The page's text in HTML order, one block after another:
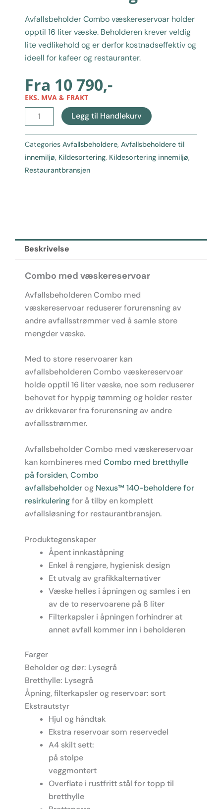
Avfallsbeholder Combo væskereservoar holder
opptil 16 liter væske. Beholderen krever veldig
lite vedlikehold og er derfor kostnadseffektiv og
ideell for kafeer og restauranter.
Fra 10 790,-
EKS. MVA & FRAKT
Combo
med
væskereservoar
-
Avfallsbeholder
Legg til Handlekurv
Categories Avfallsbeholdere, Avfallsbeholdere til
innemiljø, Kildesortering, Kildesortering innemiljø,
Restaurantbransjen
Beskrivelse
Combo med væskereservoar
Avfallsbeholderen Combo med
væskereservoar reduserer forurensning av
andre avfallsstrømmer ved å samle store
mengder væske.
Med to store reservoarer kan
avfallsbeholderen Combo væskereservoar
holde opptil 16 liter væske, noe som reduserer
behovet for hyppig tømming og holder rester
av drikkevarer fra forurensning av andre
avfallsstrømmer.
Avfallsbeholder Combo med væskereservoar
kan kombineres med Combo med bretthylle
på forsiden,Combo
avfallsbeholder og Nexus™ 140-beholdere for
resirkuleringfor å tilby en komplett
avfallsløsning for restaurantbransjen.
Produktegenskaper
Åpent innkaståpning
Enkel å rengjøre, hygienisk design
Et utvalg av grafikkalternativer
Væske helles i åpningen og samles i en
av de to reservoarene på 8 liter
Filterkapsler i åpningen forhindrer at
annet avfall kommer inn i beholderen
Farger
Beholder og dør: Lysegrå
Bretthylle: Lysegrå
Åpning, filterkapsler og reservoar: sort
Ekstrautstyr
Hjul og håndtak
Ekstra reservoar som reservedel
A4 skilt sett:
på stolpe
veggmontert
Overflate i rustfritt stål for topp til
bretthylle